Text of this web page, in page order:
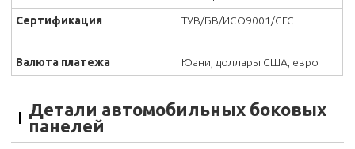
Сертификация
ТУВ/БВ/ИСО9001/СГС
Валюта платежа Юани, доллары США, евро
Детали автомобильных боковых
панелей